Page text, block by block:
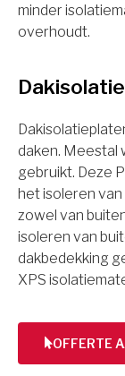
minder
overhoudt.
daken. Meestal
gebruikt. Deze
het isoleren
zowel van
isoleren van
dakbedekking
XPS
OFFERTE